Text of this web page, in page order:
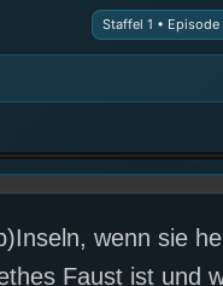
Staffel 1 •
wenn sie
Faust ist und